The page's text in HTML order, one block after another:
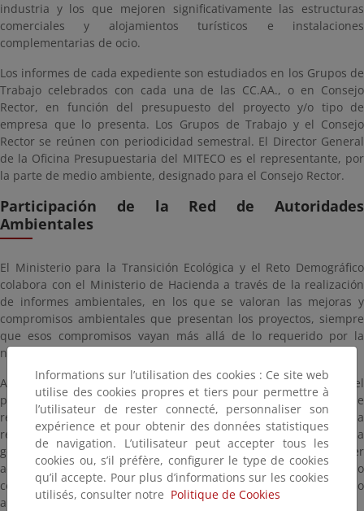
industria y los que mejoren significativamente las estructuras
comerciales y alojamientos turísticos e instalaciones
complementarias de ocio.
Los informes de cada expediente son estudiados en los Grupos de
Trabajo celebrados con cada una de las CC.AA., o en Consejo
Rector, en función del presupuesto del proyecto y/o tipo de
empresa que lo presenta. Los Grupos de Trabajo y el Consejo
Rector se reúnen con periodicidad semestral. El Director General
de la Oficina Presupuestaria del MITECO es el representante, por
la parte de medio ambiente, designado para el Consejo Rector.
Participación de la Red de Autoridades
Ambientales
El Ministerio para la Transición Ecológica y el Reto Demográfico
colabora con el Ministerio de Hacienda a través de la realización
de informes ambientales, en los que se valoran las mejoras y
compromisos ambientales que presentan los proyectos, siempre
que esos compromisos vayan más allá de lo requerido por la
norma.
Así, se estudian las mejoras ambientales que incorpora el
proyecto en diversas materias como pueden ser: la gestión de
residuos, aguas residuales y/o emisiones a la atmósfera, la
reducción del consumo de agua, energía y materias primas, la
gestión del ciclo de vida del producto, así como cualquier
actuación, no exigida administrativamente, para prevenir o
corregir sus potenciales efectos negativos sobre el medio
ambiente.
Informations sur l’utilisation des cookies : Ce site web
utilise des cookies propres et tiers pour permettre à
l’utilisateur de rester connecté, personnaliser son
expérience et pour obtenir des données statistiques
de navigation. L’utilisateur peut accepter tous les
cookies ou, s’il préfère, configurer le type de cookies
qu’il accepte. Pour plus d’informations sur les cookies
utilisés, consulter notre Politique de Cookies